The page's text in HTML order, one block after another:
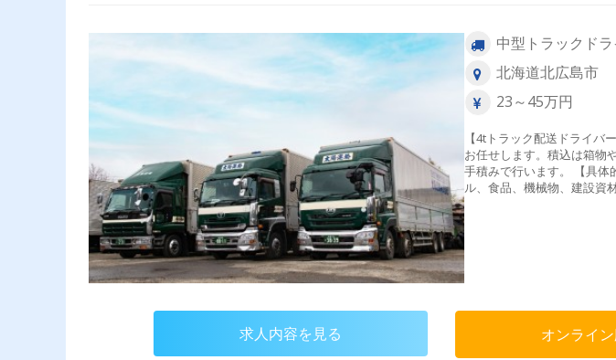
中型トラックド
北海道北広島市
23～45万円
【4tトラック配送ドライバ
お任せします。積込は箱物
手積みで行います。 【具体
ル、食品、機械物、建設資
幌市内および近郊、道内が
の特性を見て相談しながら
い！残業が少なく深夜運転
魅力です◎自社整備工場を
き届いた安全なトラックで
場・中距離・長距離＜配送
（健康確認）↓6:30 伝票
休憩（しっかり休んでリ
社・片付け・業務報告
求人内容を見る オンライ